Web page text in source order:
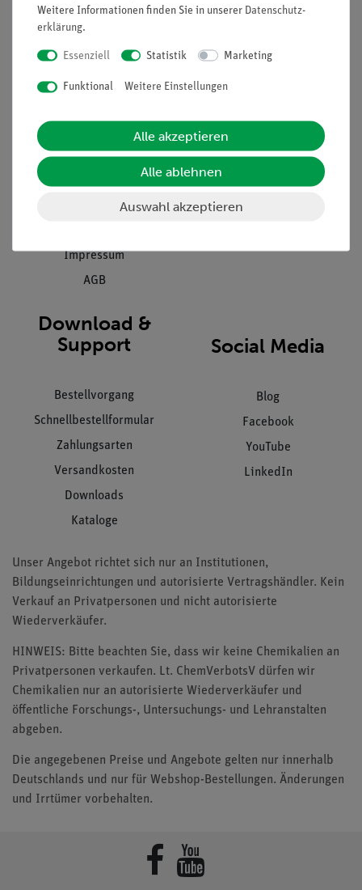
Informationen
Unternehmen
Stellenangebote
Hinweisgeberschutz
Impressum
AGB
Inventarisierungs- &
Einräumservice
Inbetriebnahme & Schulungen
Download &
Support
Bestellvorgang
Schnellbestellformular
Zahlungsarten
Versandkosten
Downloads
Kataloge
Social Media
Blog
Facebook
YouTube
LinkedIn
Unser Angebot richtet sich nur an Institutionen,
Bildungseinrichtungen und autorisierte Vertragshändler. Kein
Verkauf an Privatpersonen und nicht autorisierte
Wiederverkäufer.
HINWEIS: Bitte beachten Sie, dass wir keine Chemikalien an
Privatpersonen verkaufen. Lt. ChemVerbotsV dürfen wir
Chemikalien nur an autorisierte Wiederverkäufer und
öffentliche Forschungs-, Untersuchungs- und Lehranstalten
abgeben.
Die angegebenen Preise und Angebote gelten nur innerhalb
Deutschlands und nur für Webshop-Bestellungen. Änderungen
und Irrtümer vorbehalten.
Weitere Informationen finden Sie in unserer Daten­schutz­
erklärung.
Essenziell Statistik Marketing
Funktional Weitere Einstellungen
Alle akzeptieren
Alle ablehnen
Auswahl akzeptieren